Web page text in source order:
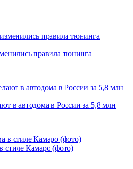
правила тюнинга
в автодома в России за 5,8 млн
Камаро (фото)